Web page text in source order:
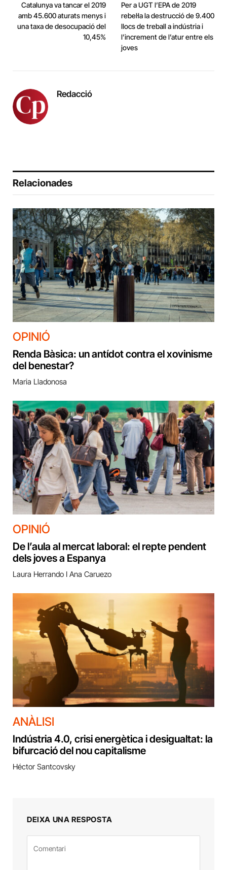
Catalunya va tancar el 2019
amb 45.600 aturats menys i
una taxa de desocupació del
10,45%
Per a UGT l’EPA de 2019
rebel·la la destrucció de 9.400
llocs de treball a indústria i
l’increment de l’atur entre els
joves
Redacció
Relacionades
OPINIÓ
Renda Bàsica: un antídot contra el xovinisme
del benestar?
Maria Lladonosa
OPINIÓ
De l’aula al mercat laboral: el repte pendent
dels joves a Espanya
Laura Herrando I Ana Caruezo
ANÀLISI
Indústria 4.0, crisi energètica i desigualtat: la
bifurcació del nou capitalisme
Héctor Santcovsky
DEIXA UNA RESPOSTA